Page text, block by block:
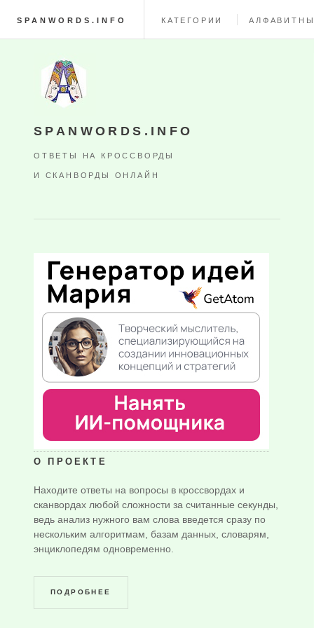
SPANWORDS.INFO КАТЕГОРИИ
SPANWORDS.INFO
ОТВЕТЫ НА КРОССВОРДЫ
И СКАНВОРДЫ ОНЛАЙН
О ПРОЕКТЕ
Находите ответы на вопросы в кроссвордах и
сканвордах любой сложности за считанные секунды,
ведь анализ нужного вам слова введется сразу по
нескольким алгоритмам, базам данных, словарям,
энциклопедям одновременно.
ПОДРОБНЕЕ